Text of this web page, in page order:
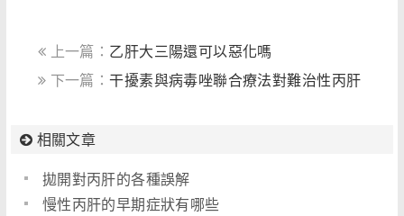
上一篇： 乙肝大三陽還可以惡化嗎
下一篇：干擾素與病毒唑聯合療法對難治性丙肝
相關文章
拋開對丙肝的各種誤解
慢性丙肝的早期症狀有哪些